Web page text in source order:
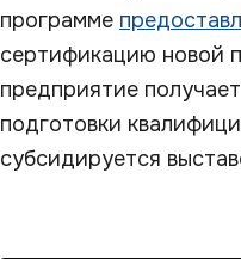
программе
сертификацию новой
предприятие
подготовки
субсидируется